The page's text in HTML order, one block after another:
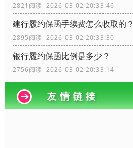
2821阅读 2026-03-02 20:33:46
建行履约保函手续费怎么收取的？
2895阅读 2026-03-02 20:33:30
银行履约保函比例是多少？
2756阅读 2026-03-02 20:33:14